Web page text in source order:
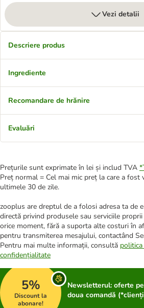
Vezi detalii
Descriere produs
Ingrediente
Recomandare de hrănire
Evaluări
Prețurile sunt exprimate în lei și includ TVA *
Preț normal = Cel mai mic preț la care a fost
ultimele 30 de zile.
zooplus are dreptul de a folosi adresa ta de
directă privind produsele sau serviciile
orice moment, fără a suporta alte costuri în
pentru transmiterea mesajului, contactând
Pentru mai multe informații, consultă
confidențialitate
5%
Discount la
abonare!
Newsletterul: oferte
doua comandă